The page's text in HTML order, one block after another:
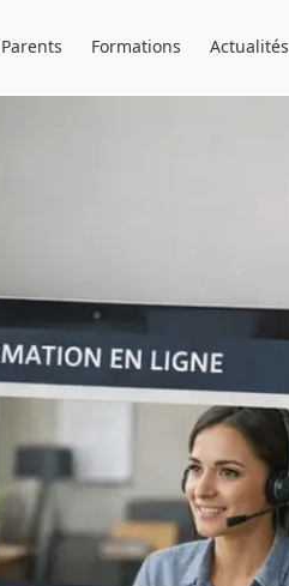
Parents Formations Actualités